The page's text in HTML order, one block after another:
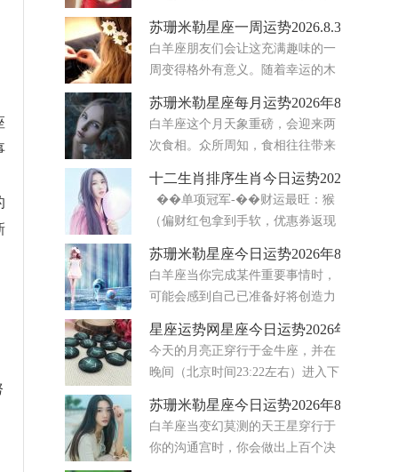
实，又难免高调主观的矛盾循环
协议和情感公平上。你开始注意到哪些地方的努力
感觉是单向的，哪些地方真正存在着平衡。八月要
求你停止满足
苏珊米勒星座一周运势2026.8.3-8.9
白羊座朋友们会让这充满趣味的一
周变得格外有意义。随着幸运的木
富有表现力的区域，你的爱情生活正熠熠生辉。无
论你是单身还是正处于幸福的恋爱关系中，浪漫之
花都在绽放。未来几天，
苏珊米勒星座每月运势2026年8月
白羊座这个月天象重磅，会迎来两
次食相。众所周知，食相往往带来
感悟。第一次是8月12日发生在狮子座20度的新月
日食，整体氛围十分利好。新月代表机遇，会打开
从前难以触及的大门
十二生肖排序生肖今日运势2026年8月5
��单项冠军-��财运最旺：猴
（偏财红包拿到手软，优惠券返现
（自信＋热情＋温柔，桃花三剑客）-��事业最
佳：龙&虎（战
苏珊米勒星座今日运势2026年8月6日
白羊座当你完成某件重要事情时，
可能会感到自己已准备好将创造力
底，个人项目或浪漫时刻都会显得更加意义非凡。
随着狮子座的太阳与白羊座的土星形成合相，你或
许能更自然地向他人展现
星座运势网星座今日运势2026年8月5日
今天的月亮正穿行于金牛座，并在
晚间（北京时间23:22左右）进入下
种“清理”的冲动——你想放下那些不再服务于你的
东西，无论是物质上的堆积，还是情感上的负
担。 而最令
苏珊米勒星座今日运势2026年8月5日
白羊座当变幻莫测的天王星穿行于
你的沟通宫时，你会做出上百个决